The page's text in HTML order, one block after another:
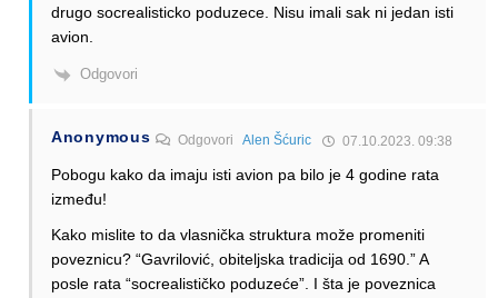
drugo socrealisticko poduzece. Nisu imali sak ni jedan isti
avion.
Odgovori
Anonymous OdgovoriAlen Šćuric 07.10.2023. 09:38
Pobogu kako da imaju isti avion pa bilo je 4 godine rata
između!
Kako mislite to da vlasnička struktura može promeniti
poveznicu? “Gavrilović, obiteljska tradicija od 1690.” A
posle rata “socrealističko poduzeće”. I šta je poveznica